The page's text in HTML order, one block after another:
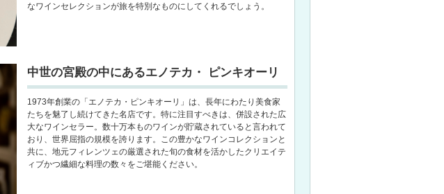
なワインセレクションが旅を特別なものにしてくれるでしょう。
中世の宮殿の中にあるエノテカ・ ピンキオーリ
1973年創業の「エノテカ・ピンキオーリ」は、長年にわたり美食家
たちを魅了し続けてきた名店です。特に注目すべきは、併設された広
大なワインセラー。数十万本ものワインが貯蔵されていると言われて
おり、世界屈指の規模を誇ります。この豊かなワインコレクションと
共に、地元フィレンツェの厳選された旬の食材を活かしたクリエイテ
ィブかつ繊細な料理の数々をご堪能ください。